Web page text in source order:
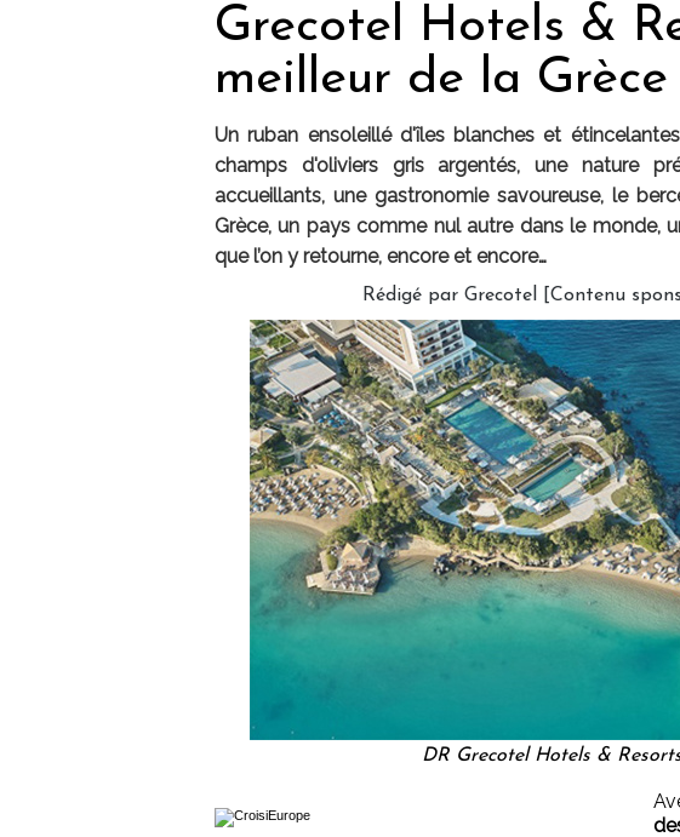
Grecotel Hotels &
meilleur de la Grèce
Un ruban ensoleillé d'îles blanches et
champs d'oliviers gris argentés, une nature
accueillants, une gastronomie savoureuse, le
Grèce, un pays comme nul autre dans le monde,
que l’on y retourne, encore et encore…
Rédigé par Grecotel [Contenu
DR Grecotel Hotels &